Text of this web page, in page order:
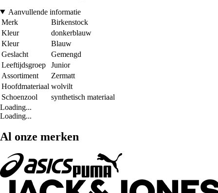
Aanvullende informatie
Merk
Birkenstock
Kleur
donkerblauw
Kleur
Blauw
Geslacht
Gemengd
Leeftijdsgroep
Junior
Assortiment
Zermatt
Hoofdmateriaal wolvilt
Schoenzool
synthetisch materiaal
Loading...
Loading...
Al onze merken